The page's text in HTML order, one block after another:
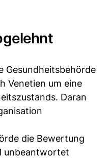
Gesundheitsbehörde
Venetien um eine
Daran
die Bewertung
unbeantwortet